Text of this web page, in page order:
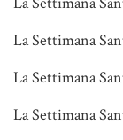
La Settimana
La Settimana
La Settimana